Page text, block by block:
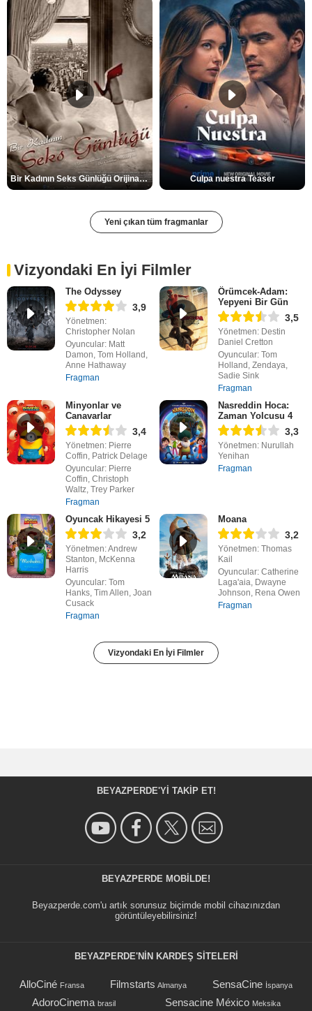
Bir Kadının Seks Günlüğü Orijinal Fragman Culpa nuestra Teaser
Yeni çıkan tüm fragmanlar
Vizyondaki En İyi Filmler
The Odyssey
3,9
Yönetmen:
Christopher Nolan
Oyuncular: Matt
Damon, Tom Holland,
Anne Hathaway
Fragman
Örümcek-Adam:
Yepyeni Bir Gün
3,5
Yönetmen: Destin
Daniel Cretton
Oyuncular: Tom
Holland, Zendaya,
Sadie Sink
Fragman
Minyonlar ve
Canavarlar
3,4
Yönetmen: Pierre
Coffin, Patrick Delage
Oyuncular: Pierre
Coffin, Christoph
Waltz, Trey Parker
Fragman
Nasreddin Hoca:
Zaman Yolcusu 4
3,3
Yönetmen: Nurullah
Yenihan
Fragman
Oyuncak Hikayesi 5
3,2
Yönetmen: Andrew
Stanton, McKenna
Harris
Oyuncular: Tom
Hanks, Tim Allen, Joan
Cusack
Fragman
Moana
3,2
Yönetmen: Thomas
Kail
Oyuncular: Catherine
Laga'aia, Dwayne
Johnson, Rena Owen
Fragman
Vizyondaki En İyi Filmler
BEYAZPERDE'YI TAKIP ET!
BEYAZPERDE MOBILDE!
Beyazperde.com'u artık sorunsuz biçimde mobil cihazınızdan
görüntüleyebilirsiniz!
BEYAZPERDE'NIN KARDEŞ SİTELERİ
AlloCiné Fransa Filmstarts Almanya SensaCine İspanya
AdoroCinema brasil Sensacine México Meksika